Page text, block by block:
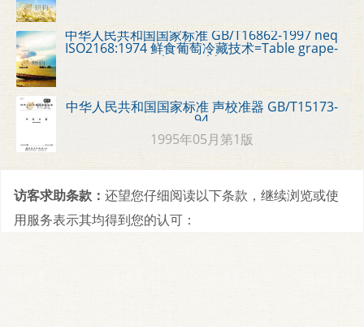
中华人民共和国国家标准 GB/T16862-1997 neq
ISO2168:1974 鲜食葡萄冷藏技术=Table grape-
Guide to cold storage
中华人民共和国国家标准 声校准器 GB/T15173-
94
1995年05月第1版
访客求助条款： 还望您仔细阅读以下条款，继续浏览或使
用服务表示其均得到您的认可：